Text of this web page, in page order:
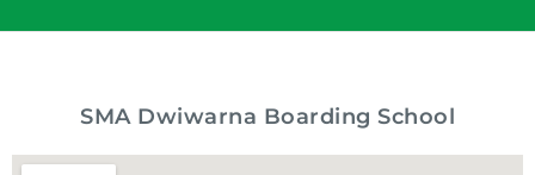
SMA Dwiwarna Boarding School